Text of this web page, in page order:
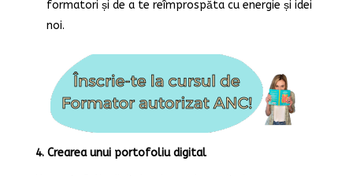
formatori și de a te reîmprospăta cu energie și idei
noi.
4. Crearea unui portofoliu digital